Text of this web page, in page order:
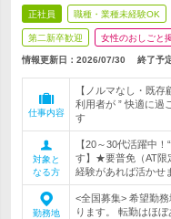
正社員 職種・業種未経験OK
第二新卒歓迎 女性のおしごと
情報更新日：2026/07/30 終了予
仕事内容
【ノルマなし・既
利用者が ” 快適に過
す
対象と
なる方
【20～30代活躍中
す】★要普免（AT
経験があれば活かせ
勤務地
<全国募集> 希望勤
ります。 転勤はほ